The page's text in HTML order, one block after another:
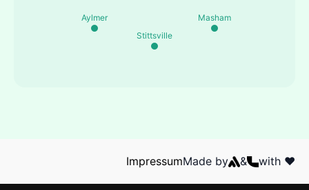
Masham
Stittsville
Aylmer
ImpressumMade by & with ❤️